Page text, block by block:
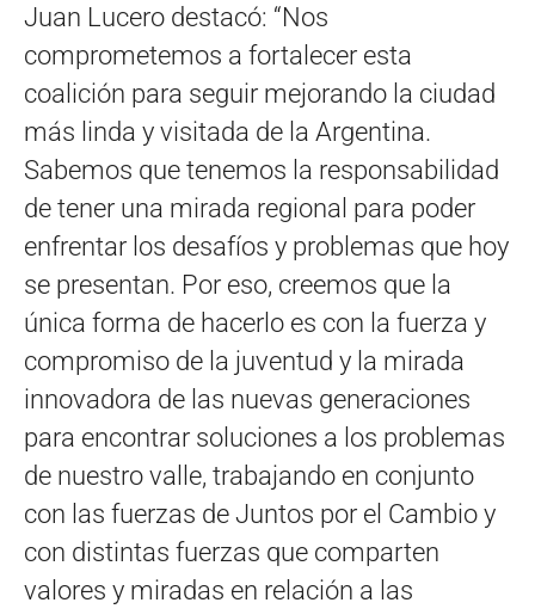
Juan Lucero destacó: “Nos
comprometemos a fortalecer esta
coalición para seguir mejorando la ciudad
más linda y visitada de la Argentina.
Sabemos que tenemos la responsabilidad
de tener una mirada regional para poder
enfrentar los desafíos y problemas que hoy
se presentan. Por eso, creemos que la
única forma de hacerlo es con la fuerza y
compromiso de la juventud y la mirada
innovadora de las nuevas generaciones
para encontrar soluciones a los problemas
de nuestro valle, trabajando en conjunto
con las fuerzas de Juntos por el Cambio y
con distintas fuerzas que comparten
valores y miradas en relación a las